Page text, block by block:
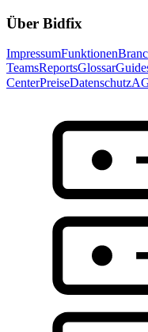
Über Bidfix
ImpressumFunktionen
TeamsReportsGlossar
CenterPreiseDatenschutz